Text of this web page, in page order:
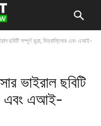
ছবিটি সম্পূর্ণ ভুয়া, বিভ্রান্তিকর এবং এআই-
ভাইরাল ছবিটি
এবং এআই-